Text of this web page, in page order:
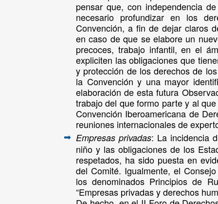
pensar que, con independencia
necesario profundizar en los
Convención, a fin de dejar claros
en caso de que se elabore un
precoces, trabajo infantil, en el
expliciten las obligaciones que
y protección de los derechos de
la Convención y una mayor
elaboración de esta futura
trabajo del que formo parte y al
Convención Iberoamericana de
reuniones internacionales de
➡ Empresas privadas: La incidencia
niño y las obligaciones de los
respetados, ha sido puesta en
del Comité. Igualmente, el
los denominados Principios de
“Empresas privadas y derechos